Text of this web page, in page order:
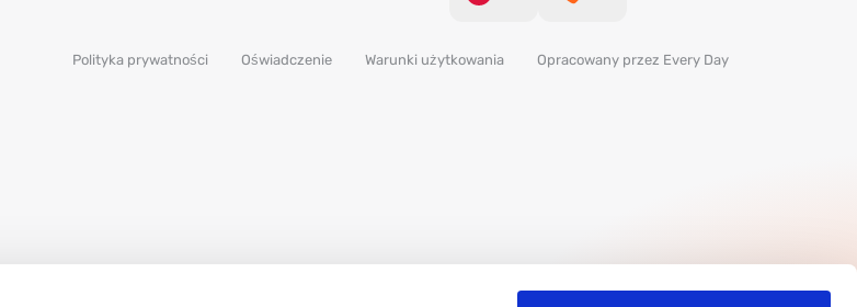
Polityka prywatności Oświadczenie Warunki użytkowania Opracowany przez Every Day